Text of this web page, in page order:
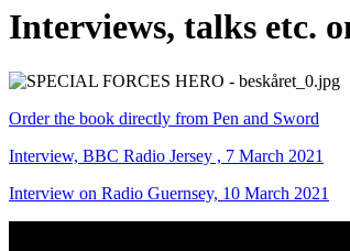
Interviews, talks etc.
Order the book directly from Pen and Sword
Interview, BBC Radio Jersey , 7 March 2021
Interview on Radio Guernsey, 10 March 2021